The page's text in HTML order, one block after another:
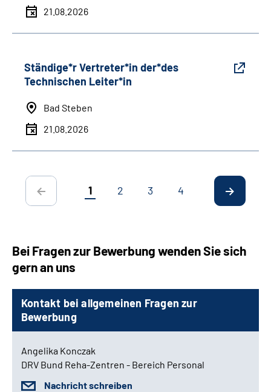
21.08.2026
Ständige*r Vertreter*in der*des
Technischen Leiter*in
Bad Steben
21.08.2026
1 2 3 4
Bei Fragen zur Bewerbung wenden Sie sich
gern an uns
Kontakt bei allgemeinen Fragen zur
Bewerbung
Angelika Konczak
DRV Bund Reha-Zentren - Bereich Personal
Nachricht schreiben